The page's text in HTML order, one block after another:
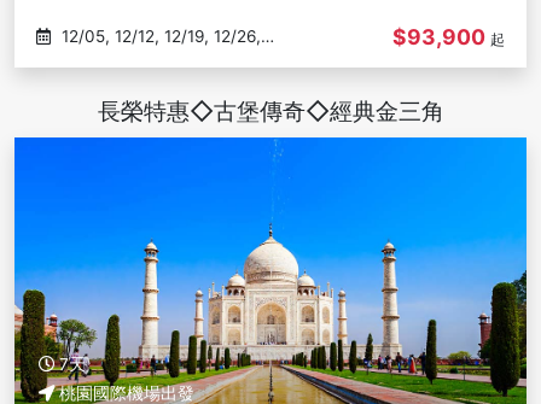
01/02
$93,900 起
長榮特惠◇古堡傳奇◇經典金三角
7天
桃園國際機場出發